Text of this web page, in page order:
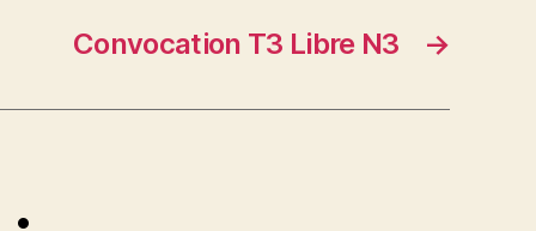
→
Convocation T3 Libre N3